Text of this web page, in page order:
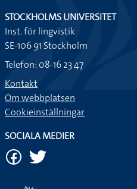
STOCKHOLMS UNIVERSITET
Inst. för lingvistik
SE-106 91 Stockholm
Telefon: 08-16 23 47
Kontakt
Om webbplatsen
Cookieinställningar
SOCIALA MEDIER